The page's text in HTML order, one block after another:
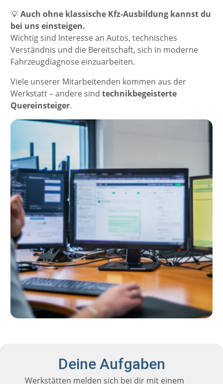
💡Auch ohne klassische Kfz-Ausbildung kannst du
bei uns einsteigen.
Wichtig sind Interesse an Autos, technisches
Verständnis und die Bereitschaft, sich in moderne
Fahrzeugdiagnose einzuarbeiten.
Viele unserer Mitarbeitenden kommen aus der
Werkstatt – andere sind technikbegeisterte
Quereinsteiger.
Deine Aufgaben
Werkstätten melden sich bei dir mit einem